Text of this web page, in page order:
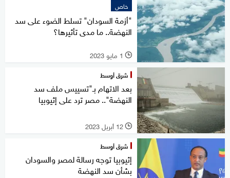
خاص
"أزمة السودان" تسلط الضوء على سد
النهضة.. ما مدى تأثيرها؟
l 1 مايو 2023
شرق أوسط
بعد الاتهام بـ"تسييس ملف سد
النهضة".. مصر ترد على إثيوبيا
l 12 أبريل 2023
شرق أوسط
إثيوبيا توجه رسالة لمصر والسودان
بشأن سد النهضة